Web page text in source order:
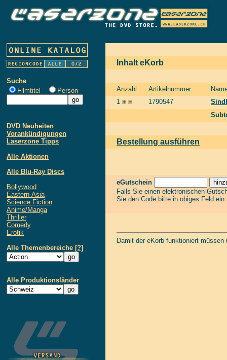
Suche
Filmtitel
Person
DVD Neuheiten
Vorankündigungen
Laserzone Tipps
Alle Aktionen
Alle Blu-Ray Discs
Bollywood
Eastern-Asia
Science Fiction
Anime/Manga
Thriller
Comedy
Erotik
Alle Themenbereiche [?]
Alle Produktionsländer
Inhalt eKorb
Anzahl Artikelnummer
1
1790547
Bestellung ausführen
eGutschein
Falls Sie einen elektronischen
Sie den Code bitte in obiges Feld
Damit der eKorb funktioniert